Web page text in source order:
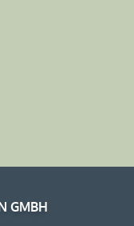
GMBH